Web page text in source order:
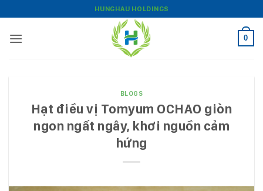
to
content
HUNGHAU HOLDINGS
0
BLOGS
Hạt điều vị Tomyum OCHAO giòn
ngon ngất ngây, khơi nguồn cảm
hứng